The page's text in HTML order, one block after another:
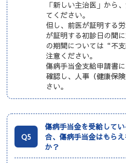
「新しい主治医」から
てください。
但し、前医が証明する
が証明する初診日の間
の期間については“不
注意ください。
傷病手当金支給申請書
確認し、人事（健康保
さい。
Q5
傷病手当金を受給して
合、傷病手当金はもら
か？